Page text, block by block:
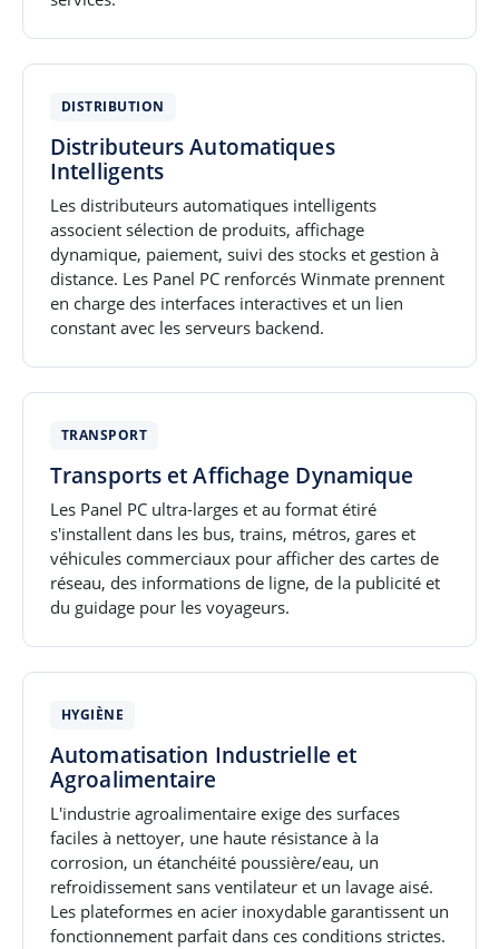
DISTRIBUTION
Distributeurs Automatiques
Intelligents
Les distributeurs automatiques intelligents
associent sélection de produits, affichage
dynamique, paiement, suivi des stocks et gestion à
distance. Les Panel PC renforcés Winmate prennent
en charge des interfaces interactives et un lien
constant avec les serveurs backend.
TRANSPORT
Transports et Affichage Dynamique
Les Panel PC ultra-larges et au format étiré
s'installent dans les bus, trains, métros, gares et
véhicules commerciaux pour afficher des cartes de
réseau, des informations de ligne, de la publicité et
du guidage pour les voyageurs.
HYGIÈNE
Automatisation Industrielle et
Agroalimentaire
L'industrie agroalimentaire exige des surfaces
faciles à nettoyer, une haute résistance à la
corrosion, un étanchéité poussière/eau, un
refroidissement sans ventilateur et un lavage aisé.
Les plateformes en acier inoxydable garantissent un
fonctionnement parfait dans ces conditions strictes.